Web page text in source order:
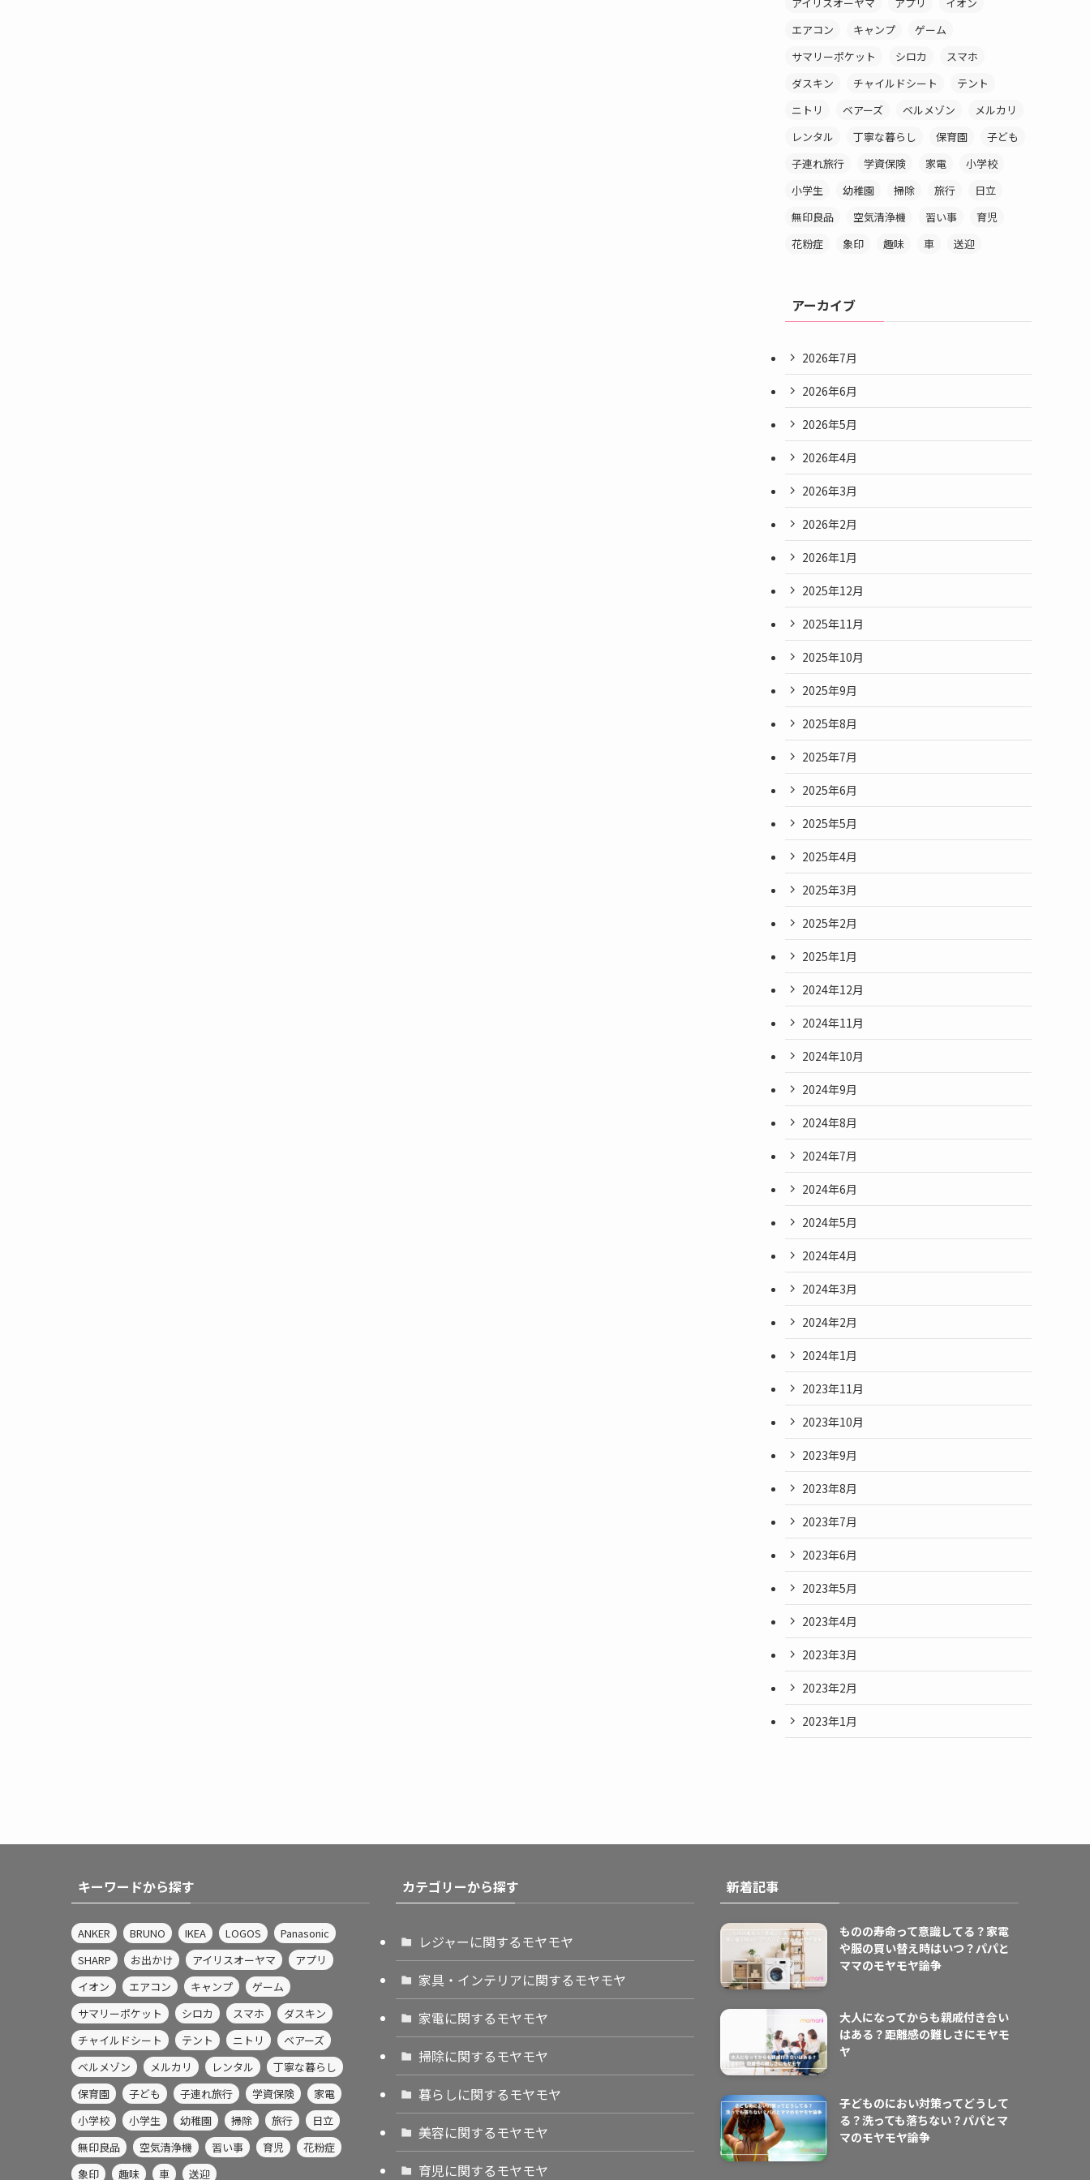
エアコン
キャンプ
ゲーム
サマリーポケット
シロカ
スマホ
ダスキン
チャイルドシート
テント
ニトリ
ベアーズ ベルメゾン
メルカリ
レンタル
丁寧な暮らし 保育園
子ども
子連れ旅行
学資保険 家電
小学校
小学生
幼稚園 掃除 旅行
日立
無印良品
空気清浄機 習い事
育児
花粉症
象印 趣味 車 送迎
アーカイブ
2026年7月
2026年6月
2026年5月
2026年4月
2026年3月
2026年2月
2026年1月
2025年12月
2025年11月
2025年10月
2025年9月
2025年8月
2025年7月
2025年6月
2025年5月
2025年4月
2025年3月
2025年2月
2025年1月
2024年12月
2024年11月
2024年10月
2024年9月
2024年8月
2024年7月
2024年6月
2024年5月
2024年4月
2024年3月
2024年2月
2024年1月
2023年11月
2023年10月
2023年9月
2023年8月
2023年7月
2023年6月
2023年5月
2023年4月
2023年3月
2023年2月
2023年1月
キーワードから探す
ANKER BRUNO IKEA LOGOS
Panasonic
SHARP
お出かけ アイリスオーヤマ
アプリ
イオン
エアコン キャンプ
ゲーム
サマリーポケット
シロカ スマホ
ダスキン
チャイルドシート
テント ニトリ
ベアーズ
ベルメゾン
メルカリ レンタル
丁寧な暮らし
保育園
子ども 子連れ旅行 学資保険
家電
小学校
小学生 幼稚園 掃除 旅行
日立
無印良品
空気清浄機 習い事 育児
花粉症
象印
趣味 車 送迎
カテゴリーから探す
レジャーに関するモヤモヤ
家具・インテリアに関するモヤモヤ
家電に関するモヤモヤ
掃除に関するモヤモヤ
暮らしに関するモヤモヤ
美容に関するモヤモヤ
育児に関するモヤモヤ
新着記事
ものの寿命って意識してる？家電
や服の買い替え時はいつ？パパと
ママのモヤモヤ論争
大人になってからも親戚付き合い
はある？距離感の難しさにモヤモ
ヤ
子どものにおい対策ってどうして
る？洗っても落ちない？パパとマ
マのモヤモヤ論争